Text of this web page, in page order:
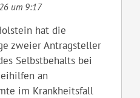
um 9:17
hat die
zweier Antragsteller
Selbstbehalts bei
an
im Krankheitsfall